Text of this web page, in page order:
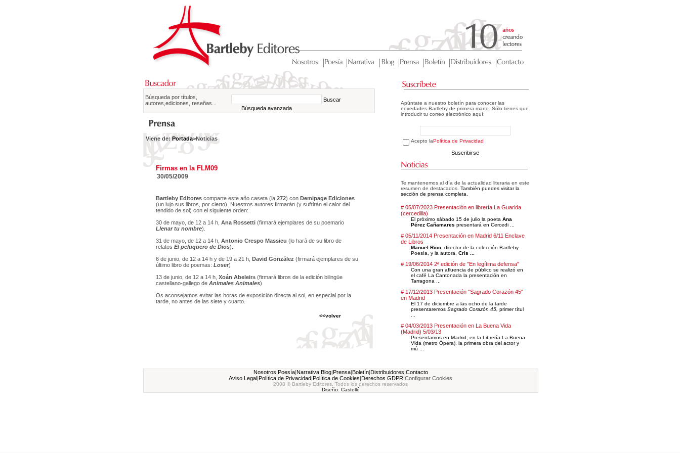
Apúntate a nuestro boletín para conocer las
novedades Bartleby de primera mano. Sólo tienes que
introducir tu correo electrónico aquí:
Acepto laPolítica de Privacidad
Suscribirse
Te mantenemos al día de la actualidad literaria en este
resumen de destacados. También puedes visitar la
sección de prensa completa.
# 05/07/2023 Presentación en librería La Guarida
(cercedilla)
El próximo sábado 15 de julio la poeta Ana
Pérez Cañamares presentará en Cercedi ...
# 05/11/2014 Presentación en Madrid 6/11 Enclave
de Libros
Manuel Rico, director de la colección Bartleby
Poesía, y la autora, Cris ...
# 19/06/2014 2ª edición de "En legítima defensa"
Con una gran afluencia de público se realizó en
el café La Cantonada la presentación en
Tarragona ...
# 17/12/2013 Presentación "Sagrado Corazón 45"
en Madrid
El 17 de diciembre a las ocho de la tarde
presentaremos Sagrado Corazón 45, primer títul
# 04/03/2013 Presentación en La Buena Vida
(Madrid) 5/03/13
Presentamos en Madrid, en la Librería La Buena
Vida (metro Ópera), la primera obra del actor y
mú ...
Búsqueda por títulos,
autores,ediciones, reseñas...
Buscar
Búsqueda avanzada
Viene de: Portada>Noticias
Firmas en la FLM09
30/05/2009
Bartleby Editorescomparte este año caseta (la 272) con Demipage Ediciones
(un lujo sus libros, por cierto). Nuestros autores firmarán (y sufrirán el calor del
tendido de sol) con el siguiente orden:
30 de mayo, de 12 a 14 h, Ana Rossetti(firmará ejemplares de su poemario
Llenar tu nombre).
31 de mayo, de 12 a 14 h, Antonio Crespo Massieu (lo hará de su libro de
relatos El peluquero de Dios).
6 de junio, de 12 a 14 h y de 19 a 21 h, David González (firmará ejemplares de su
último libro de poemas: Loser)
13 de junio, de 12 a 14 h, Xoán Abeleira (firmará libros de la edición bilingüe
castellano-gallego de Animales Animales)
Os aconsejamos evitar las horas de exposición directa al sol, en especial por la
tarde, no antes de las siete y cuarto.
<<volver
Nosotros|Poesía|Narrativa|Blog|Prensa|Boletín|Distribuidores|Contacto
Aviso Legal|Política de Privacidad|Política de Cookies|Derechos GDPR|Configurar Cookies
2008 © Bartleby Editores. Todos los derechos reservados
Diseño: Castelló